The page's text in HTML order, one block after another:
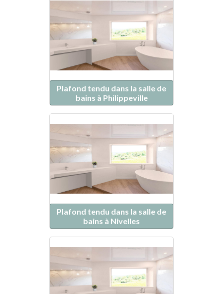
Plafond tendu dans la salle de
bains à Philippeville
Plafond tendu dans la salle de
bains à Nivelles